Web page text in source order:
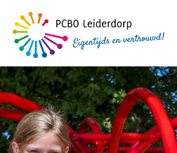
Home
Ons onderwijs